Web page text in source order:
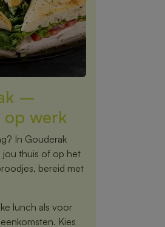
–
op werk
In Gouderak
jou thuis of op het
bereid met
lunch als voor
Kies